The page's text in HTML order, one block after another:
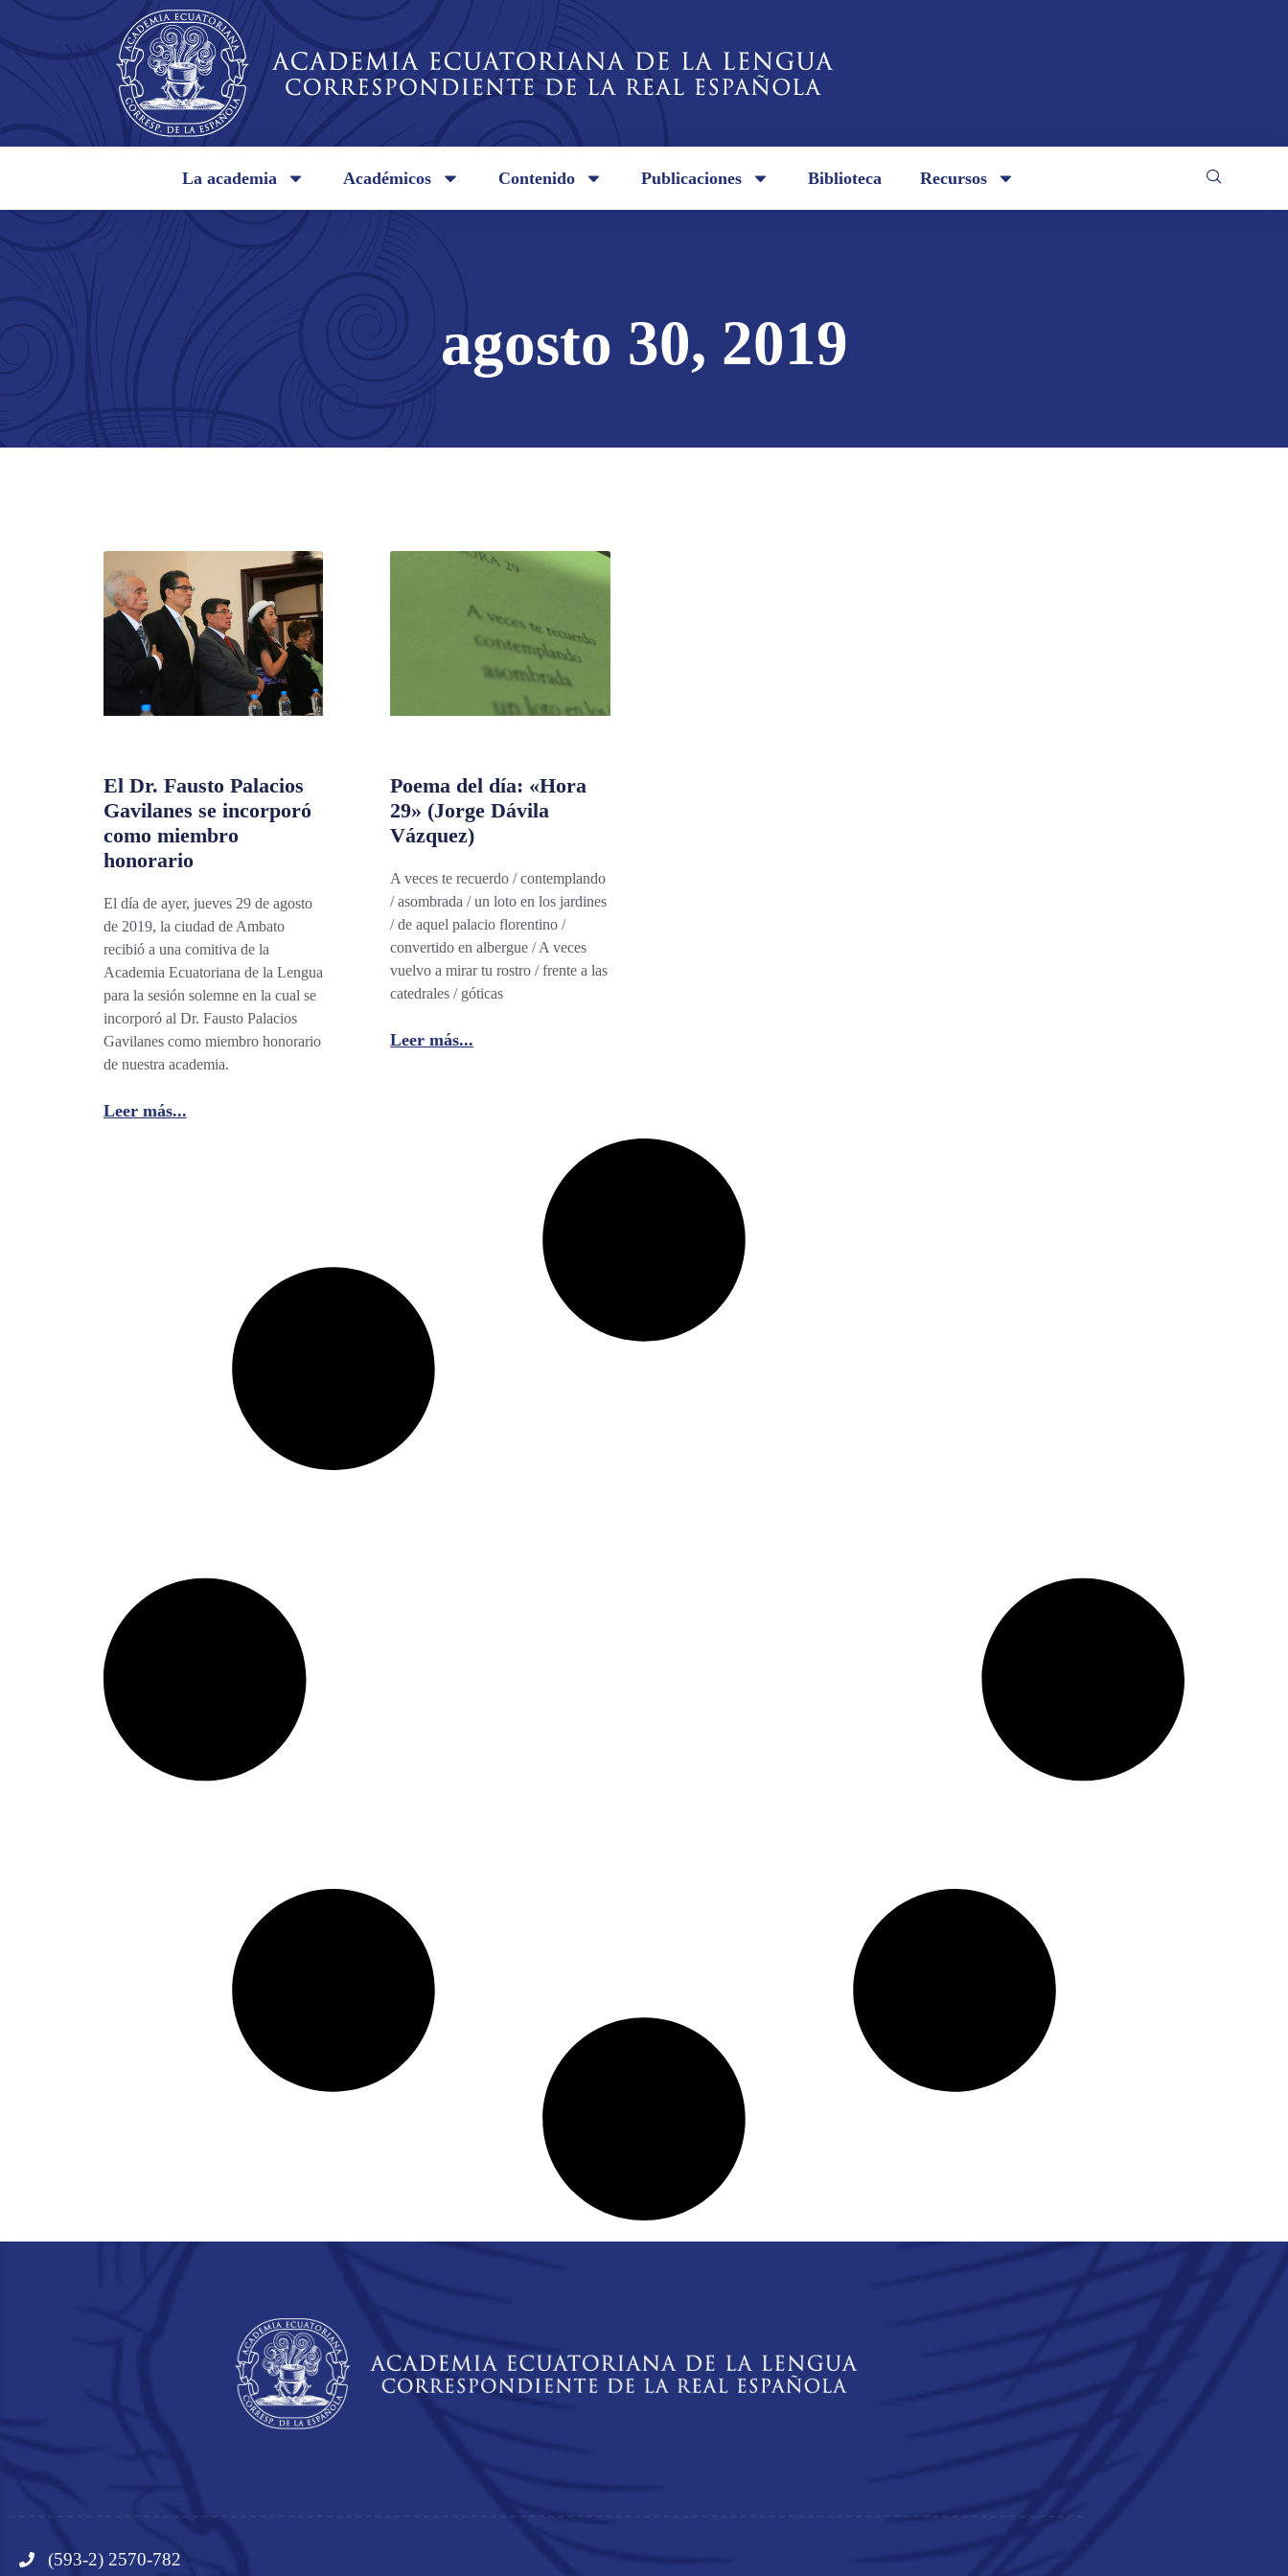
La academia Académicos Contenido Publicaciones Biblioteca Recursos
agosto 30, 2019
El Dr. Fausto Palacios
Gavilanes se incorporó
como miembro
honorario
El día de ayer, jueves 29 de agosto
de 2019, la ciudad de Ambato
recibió a una comitiva de la
Academia Ecuatoriana de la Lengua
para la sesión solemne en la cual se
incorporó al Dr. Fausto Palacios
Gavilanes como miembro honorario
de nuestra academia.
Leer más...
Poema del día: «Hora
29» (Jorge Dávila
Vázquez)
A veces te recuerdo / contemplando
/ asombrada / un loto en los jardines
/ de aquel palacio florentino /
convertido en albergue / A veces
vuelvo a mirar tu rostro / frente a las
catedrales / góticas
Leer más...
(593-2) 2570-782